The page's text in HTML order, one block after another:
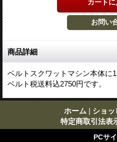
商品詳細
ベルトスクワットマシン本体に
ベルト税送料込2750円です。
ホーム | ショッ
特定商取引法表
PCサ